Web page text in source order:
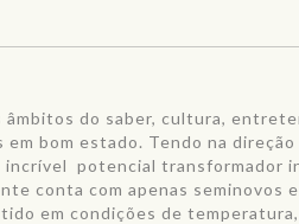
do saber, cultura,
bom estado. Tendo na direção
potencial transformador
conta com apenas seminovos
em condições de